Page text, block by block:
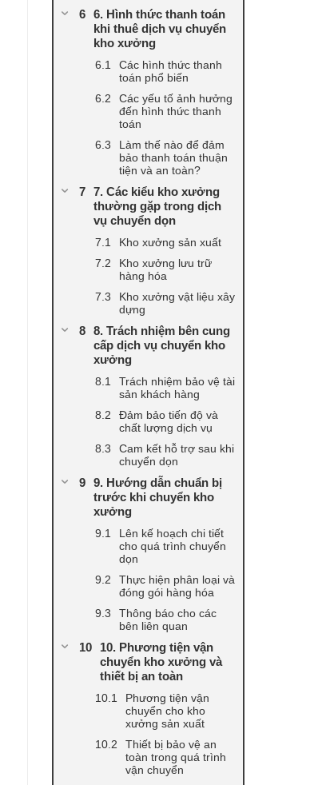
6. Hình thức thanh toán
khi thuê dịch vụ chuyển
kho xưởng
Các hình thức thanh
toán phổ biến
Các yếu tố ảnh hưởng
đến hình thức thanh
toán
Làm thế nào để đảm
bảo thanh toán thuận
tiện và an toàn?
7. Các kiểu kho xưởng
thường gặp trong dịch
vụ chuyển dọn
Kho xưởng sản xuất
Kho xưởng lưu trữ
hàng hóa
Kho xưởng vật liệu xây
dựng
8. Trách nhiệm bên cung
cấp dịch vụ chuyển kho
xưởng
Trách nhiệm bảo vệ tài
sản khách hàng
Đảm bảo tiến độ và
chất lượng dịch vụ
Cam kết hỗ trợ sau khi
chuyển dọn
9. Hướng dẫn chuẩn bị
trước khi chuyển kho
xưởng
Lên kế hoạch chi tiết
cho quá trình chuyển
dọn
Thực hiện phân loại và
đóng gói hàng hóa
Thông báo cho các
bên liên quan
10. Phương tiện vận
chuyển kho xưởng và
thiết bị an toàn
Phương tiện vận
chuyển cho kho
xưởng sản xuất
Thiết bị bảo vệ an
toàn trong quá trình
vận chuyển